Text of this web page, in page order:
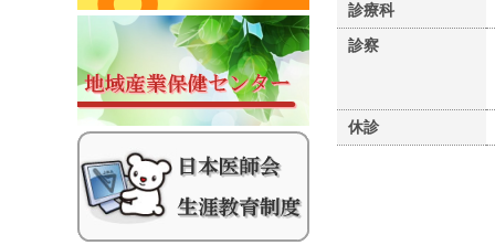
診療科
診察
休診